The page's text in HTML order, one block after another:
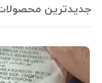
جدیدترین